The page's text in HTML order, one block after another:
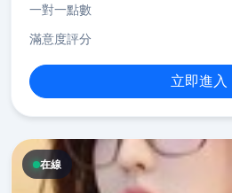
一對一點數
滿意度評分
立即進入
在線